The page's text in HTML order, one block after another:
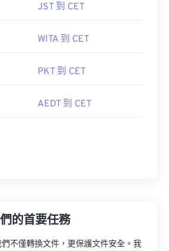
JST 到 CET
WITA 到 CET
PKT 到 CET
AEDT 到 CET
的首要任務
不僅轉換文件，更保護文件安全。我